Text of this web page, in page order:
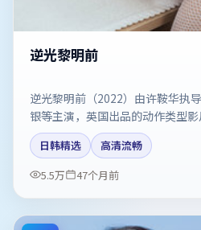
逆光黎明前
逆光黎明前（2022）由许鞍华执
银等主演，英国出品的动作类型
院线质感。剧情简介与主创信息可
片方资料为准。
日韩精选
高清流畅
5.5万
47个月前